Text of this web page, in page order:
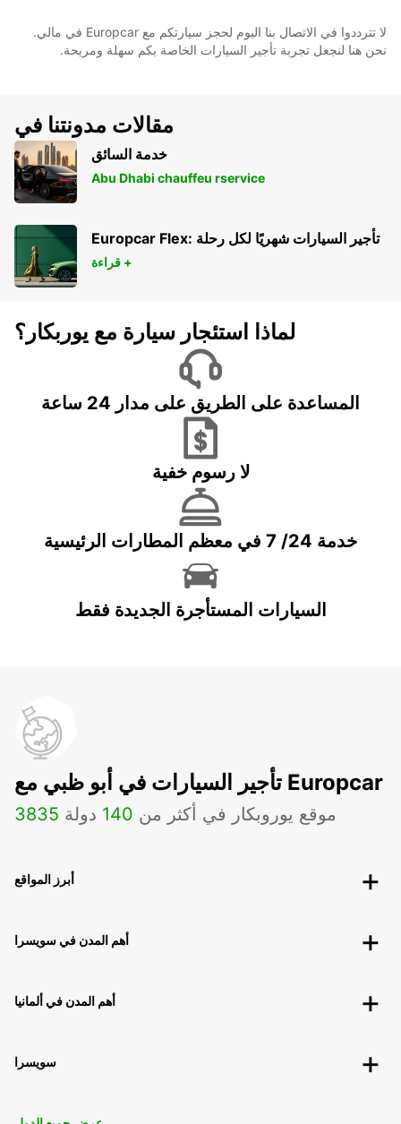
لا تترددوا في الاتصال بنا اليوم لحجز سيارتكم مع Europcar في مالي.
نحن هنا لنجعل تجربة تأجير السيارات الخاصة بكم سهلة ومريحة.
مقالات مدونتنا في
خدمة السائق
Abu Dhabi chauffeu rservice
Europcar Flex: تأجير السيارات شهريًا لكل رحلة
قراءة +
لماذا استئجار سيارة مع يوربكار؟
المساعدة على الطريق على مدار 24 ساعة
لا رسوم خفية
خدمة 24/ 7 في معظم المطارات الرئيسية
السيارات المستأجرة الجديدة فقط
تأجير السيارات في أبو ظبي مع Europcar
3835 موقع يوروبكار في أكثر من 140 دولة
أبرز المواقع
أهم المدن في سويسرا
أهم المدن في ألمانيا
سويسرا